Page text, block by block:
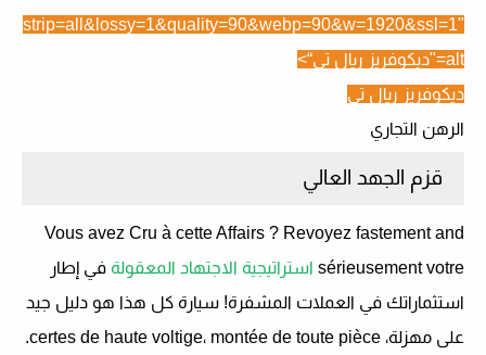
strip=all&lossy=1&quality=90&webp=90&w=1920&ssl=1"
alt="
ديكوفريز ريال تي“>
ديكوفريز ريال تي
الرهن التجاري
قزم الجهد العالي
Vous avez Cru à cette Affairs ? Revoyez fastement and
sérieusement votre استراتيجية الاجتهاد المعقولة في إطار
استثماراتك في العملات المشفرة! سيارة كل هذا هو دليل جيد
على مهزلة، certes de haute voltige، montée de toute pièce.